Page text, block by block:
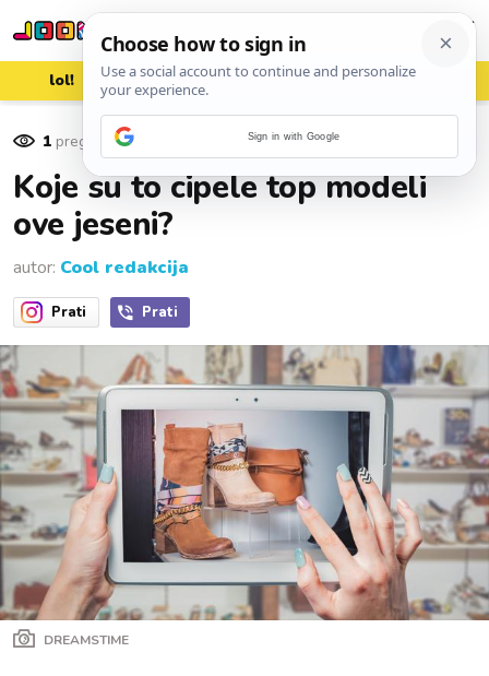
lol! aww vrh! woot?!
1 pregleda
Koje su to cipele top modeli
ove jeseni?
autor: Cool redakcija
Prati Prati
DREAMSTIME
Sign in with Google